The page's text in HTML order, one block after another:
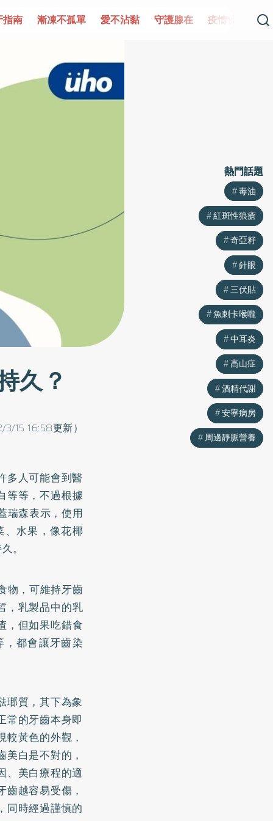
愛不沾黏 守護腺在 疫情保衛戰 再生醫學 愛的
久？
15 16:58更新）
多人可能會到醫
等等，不過根據
瑞森表示，使用
、水果，像花椰
。
物，可維持牙齒
，乳製品中的乳
，但如果吃錯食
都會讓牙齒染
瑯質，其下為象
常的牙齒本身即
黃色的外觀，
白是不對的，
、美白療程的適
越容易受傷，
同時經過謹慎的
熱門話題
毒油
紅斑性狼瘡
奇亞籽
針眼
三伏貼
魚刺卡喉嚨
中耳炎
高山症
酒精代謝
安寧病房
周邊靜脈營養
熱門話題
毒油
紅斑性狼瘡
奇亞籽
針眼
三伏貼
魚刺卡喉嚨
中耳炎
高山症
酒精代謝
安寧病房
周邊靜脈營養